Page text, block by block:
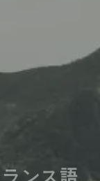
ンス語